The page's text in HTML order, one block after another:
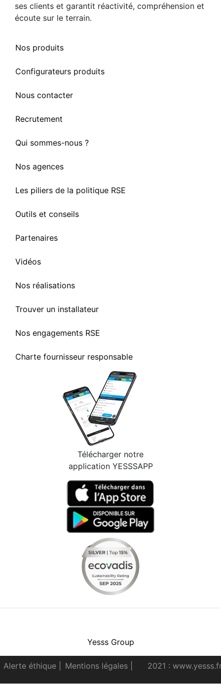
ses clients et garantit réactivité, compréhension et
écoute sur le terrain.
Nos produits
Configurateurs produits
Nous contacter
Recrutement
Qui sommes-nous ?
Nos agences
Les piliers de la politique RSE
Outils et conseils
Partenaires
Vidéos
Nos réalisations
Trouver un installateur
Nos engagements RSE
Charte fournisseur responsable
Télécharger notre
application YESSSAPP
Yesss Group
Alerte éthique Mentions légales 2021 :